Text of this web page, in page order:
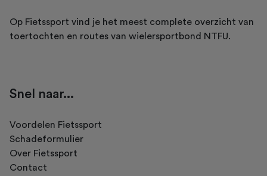
Op Fietssport vind je het meest complete overzicht van
toertochten en routes van wielersportbond NTFU.
Snel naar...
Voordelen Fietssport
Schadeformulier
Over Fietssport
Contact